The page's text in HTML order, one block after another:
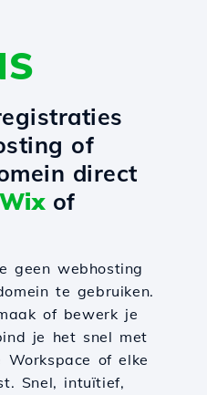
of
direct
Wixof
geen webhosting
te gebruiken.
of bewerk je
je het snel met
Workspace of elke
Snel, intuïtief,